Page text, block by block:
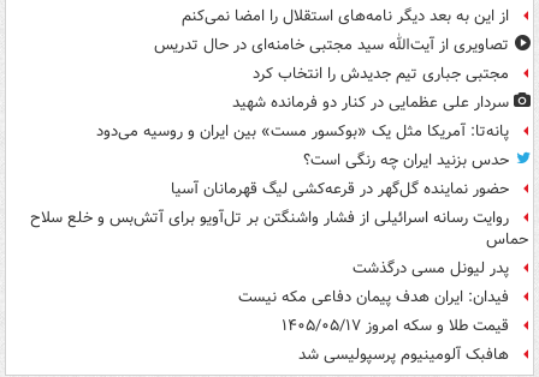
از این به بعد دیگر نامه‌های استقلال را امضا نمی‌کنم
تصاویری از آیت‌الله سید مجتبی خامنه‌ای در حال تدریس
مجتبی جباری تیم جدیدش را انتخاب کرد
سردار علی عظمایی در کنار دو فرمانده شهید
پانه‌تا: آمریکا مثل یک «بوکسور مست» بین ایران و روسیه می‌دود
حدس بزنید ایران چه رنگی است؟
حضور نماینده گل‌گهر در قرعه‌کشی لیگ قهرمانان آسیا
روایت رسانه اسرائیلی از فشار واشنگتن بر تل‌آویو برای آتش‌بس و خلع سلاح
حماس
پدر لیونل مسی درگذشت
فیدان: ایران هدف پیمان دفاعی مکه نیست
قیمت طلا و سکه امروز ۱۴۰۵/۰۵/۱۷
هافبک آلومینیوم پرسپولیسی شد